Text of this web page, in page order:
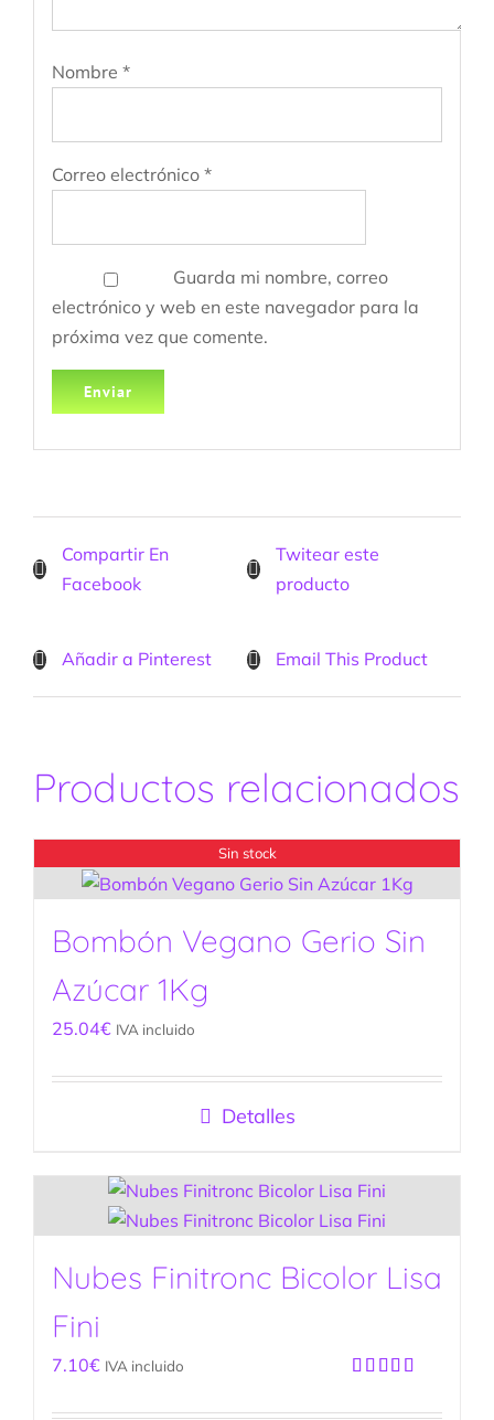
Nombre *
Correo electrónico *
Guarda mi nombre, correo
electrónico y web en este navegador para la
próxima vez que comente.
Compartir En
Facebook
Twitear este
producto
Añadir a Pinterest Email This Product
Productos relacionados
Sin stock
Bombón Vegano Gerio Sin
Azúcar 1Kg
25.04€ IVA incluido
Detalles
Nubes Finitronc Bicolor Lisa
Fini
con5.00de
7.10€ IVA incluido